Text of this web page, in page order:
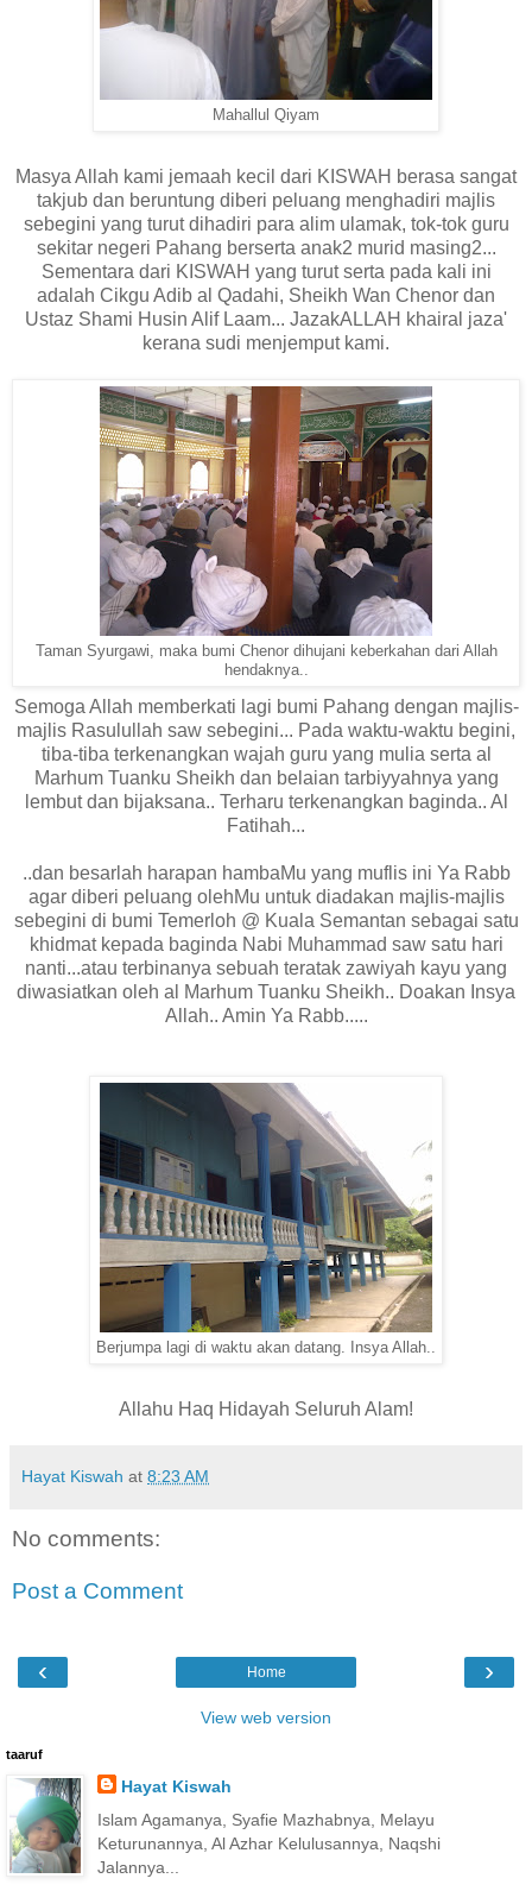
Mahallul Qiyam
Masya Allah kami jemaah kecil dari KISWAH berasa sangat
takjub dan beruntung diberi peluang menghadiri majlis
sebegini yang turut dihadiri para alim ulamak, tok-tok guru
sekitar negeri Pahang berserta anak2 murid masing2...
Sementara dari KISWAH yang turut serta pada kali ini
adalah Cikgu Adib al Qadahi, Sheikh Wan Chenor dan
Ustaz Shami Husin Alif Laam... JazakALLAH khairal jaza'
kerana sudi menjemput kami.
Taman Syurgawi, maka bumi Chenor dihujani keberkahan dari Allah
hendaknya..
Semoga Allah memberkati lagi bumi Pahang dengan majlis-
majlis Rasulullah saw sebegini... Pada waktu-waktu begini,
tiba-tiba terkenangkan wajah guru yang mulia serta al
Marhum Tuanku Sheikh dan belaian tarbiyyahnya yang
lembut dan bijaksana.. Terharu terkenangkan baginda.. Al
Fatihah...
..dan besarlah harapan hambaMu yang muflis ini Ya Rabb
agar diberi peluang olehMu untuk diadakan majlis-majlis
sebegini di bumi Temerloh @ Kuala Semantan sebagai satu
khidmat kepada baginda Nabi Muhammad saw satu hari
nanti...atau terbinanya sebuah teratak zawiyah kayu yang
diwasiatkan oleh al Marhum Tuanku Sheikh.. Doakan Insya
Allah.. Amin Ya Rabb.....
Berjumpa lagi di waktu akan datang. Insya Allah..
Allahu Haq Hidayah Seluruh Alam!
Hayat Kiswah at 8:23 AM
No comments:
Post a Comment
‹ ›
Home
View web version
taaruf
Hayat Kiswah
Islam Agamanya, Syafie Mazhabnya, Melayu
Keturunannya, Al Azhar Kelulusannya, Naqshi
Jalannya...